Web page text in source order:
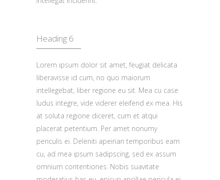
Heading 6
Lorem ipsum dolor sit amet, feugiat delicata
liberavisse id cum, no quo maiorum
intellegebat, liber regione eu sit. Mea cu case
ludus integre, vide viderer eleifend ex mea. His
at soluta regione diceret, cum et atqui
placerat petentium. Per amet nonumy
periculis ei. Deleniti apeirian temporibus eam
cu, ad mea ipsum sadipscing, sed ex assum
omnium contentiones. Nobis suavitate